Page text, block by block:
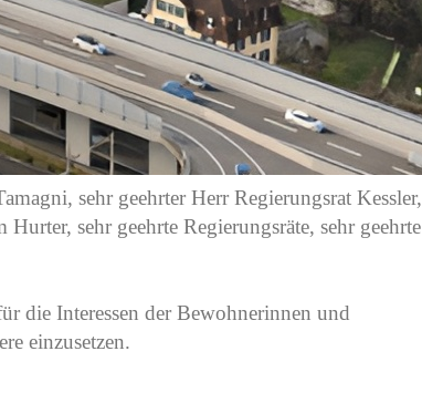
sehr geehrter Herr Regierungsrat Kessler,
sehr geehrte Regierungsräte, sehr geehrte
die Interessen der Bewohnerinnen und
einzusetzen.